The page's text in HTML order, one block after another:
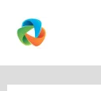
contenu